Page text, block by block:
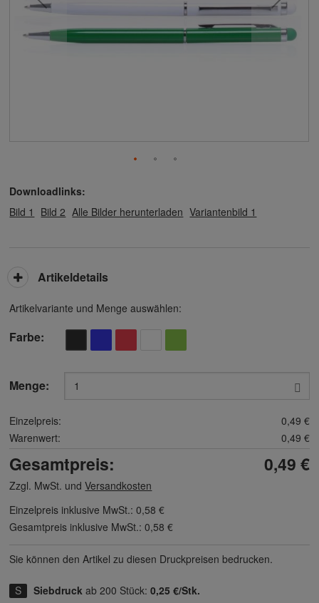
Downloadlinks:
Bild 1
Bild 2 Alle Bilder herunterladen Variantenbild 1
Artikelvariante und Menge auswählen:
Farbe
Menge:
Einzelpreis:
0,49 €
Warenwert:
0,49 €
Gesamtpreis: 0,49 €
Zzgl. MwSt. undVersandkosten
Einzelpreis inklusive MwSt.:0,58 €
Gesamtpreis inklusive MwSt.:0,58 €
Sie können den Artikel zu diesen Druck­preisen bedrucken.
Siebdruck ab 200 Stück:0,25 €/Stk.
Artikeldetails